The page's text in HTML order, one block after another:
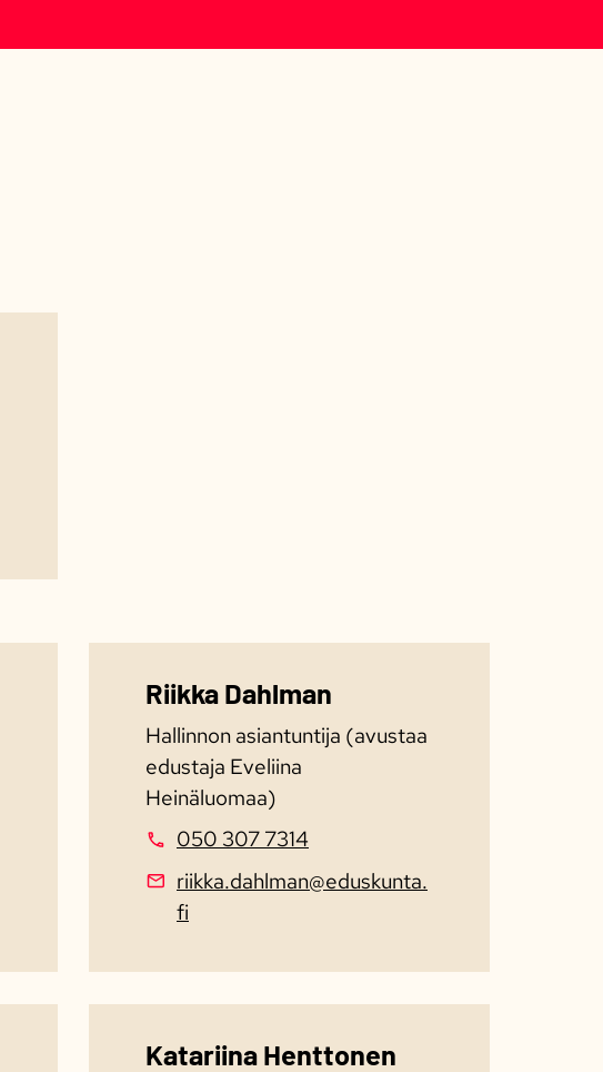
Riikka Dahlman
Hallinnon asiantuntija (avustaa
edustaja Eveliina
Heinäluomaa)
050 307 7314
riikka.dahlman@eduskunta.
fi
Katariina Henttonen